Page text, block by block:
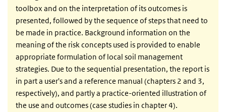
toolbox and on the interpretation of its outcomes is
presented, followed by the sequence of steps that need to
be made in practice. Background information on the
meaning of the risk concepts used is provided to enable
appropriate formulation of local soil management
strategies. Due to the sequential presentation, the report is
in part a user's and a reference manual (chapters 2 and 3,
respectively), and partly a practice-oriented illustration of
the use and outcomes (case studies in chapter 4).